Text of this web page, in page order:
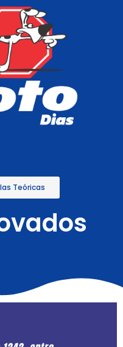
Teóricas